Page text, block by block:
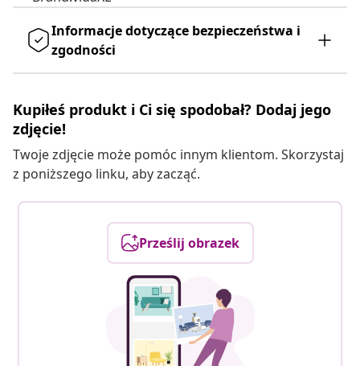
Informacje dotyczące bezpieczeństwa i
zgodności
Kupiłeś produkt i Ci się spodobał? Dodaj jego
zdjęcie!
Twoje zdjęcie może pomóc innym klientom. Skorzystaj
z poniższego linku, aby zacząć.
Prześlij obrazek